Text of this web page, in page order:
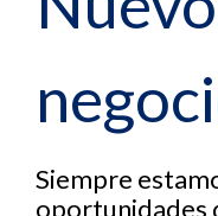
Siempre
oportunidades